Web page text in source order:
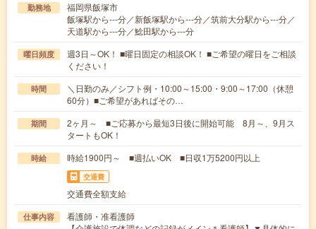
勤務地
福岡県飯塚市
飯塚駅から---分／新飯塚駅から---分／筑前大分駅から---分／
天道駅から---分／鯰田駅から---分
曜日頻度
週3日～OK！ ■曜日固定の相談OK！ ■ご希望の曜日をご相談
ください！
時間
＼日勤のみ／シフト例・10:00～15:00・9:00～17:00（休憩
60分）■ご希望があればその…
期間
2ヶ月～ ■ご応募から最短3日後に開始可能 8月～、9月ス
タートもOK！
時給 時給1900円～ ■週払いOK ■日収1万5200円以上
交通費
交通費全額支給
仕事内容
看護師・准看護師